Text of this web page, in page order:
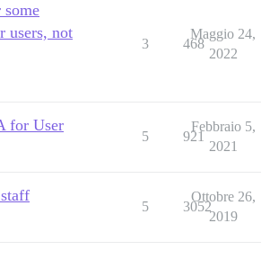
some
users, not
3 468
Maggio 24,
2022
for User
5 921
Febbraio 5,
2021
5 3052
Ottobre 26,
2019